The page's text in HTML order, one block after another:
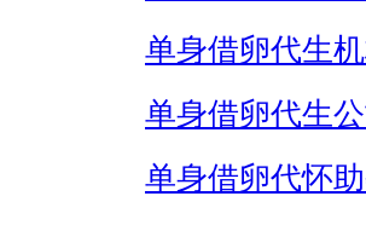
单身借卵代生
单身借卵代生公
单身借卵代怀